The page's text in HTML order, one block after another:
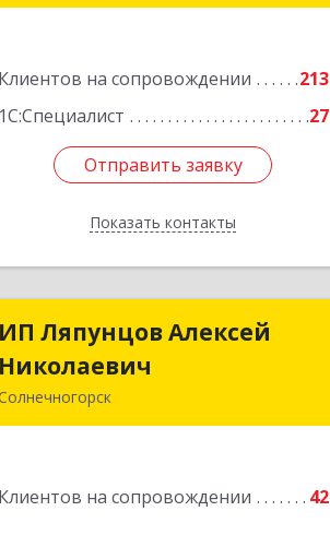
Клиентов на сопровождении
213
1С:Специалист
27
Отправить заявку
Показать контакты
Подробнее
Отправить заявку
Назад
ИП Ляпунцов Алексей
Николаевич
Клиентов на сопровождении 42
ИП Ляпунцов Алексей